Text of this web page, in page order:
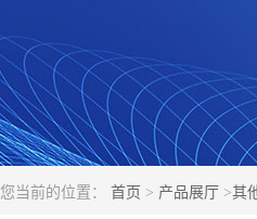
您当前的位置： 首页 > 产品展厅 >其